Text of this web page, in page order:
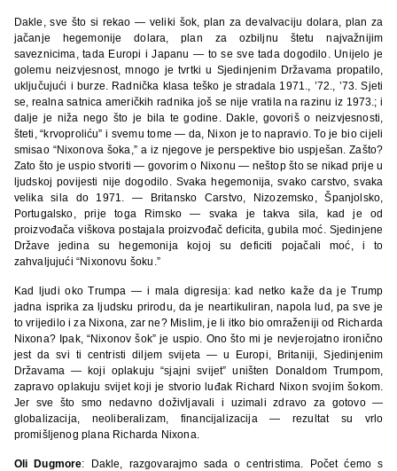
Dakle, sve što si rekao — veliki šok, plan za devalvaciju dolara, plan za
jačanje hegemonije dolara, plan za ozbiljnu štetu najvažnijim
saveznicima, tada Europi i Japanu — to se sve tada dogodilo. Unijelo je
golemu neizvjesnost, mnogo je tvrtki u Sjedinjenim Državama propatilo,
uključujući i burze. Radnička klasa teško je stradala 1971., ’72., ’73. Sjeti
se, realna satnica američkih radnika još se nije vratila na razinu iz 1973.; i
dalje je niža nego što je bila te godine. Dakle, govoriš o neizvjesnosti,
šteti, “krvoproliću” i svemu tome — da, Nixon je to napravio. To je bio cijeli
smisao “Nixonova šoka,” a iz njegove je perspektive bio uspješan. Zašto?
Zato što je uspio stvoriti — govorim o Nixonu — neštop što se nikad prije u
ljudskoj povijesti nije dogodilo. Svaka hegemonija, svako carstvo, svaka
velika sila do 1971. — Britansko Carstvo, Nizozemsko, Španjolsko,
Portugalsko, prije toga Rimsko — svaka je takva sila, kad je od
proizvođača viškova postajala proizvođač deficita, gubila moć. Sjedinjene
Države jedina su hegemonija kojoj su deficiti pojačali moć, i to
zahvaljujući “Nixonovu šoku.”
Kad ljudi oko Trumpa — i mala digresija: kad netko kaže da je Trump
jadna isprika za ljudsku prirodu, da je neartikuliran, napola lud, pa sve je
to vrijedilo i za Nixona, zar ne? Mislim, je li itko bio omraženiji od Richarda
Nixona? Ipak, “Nixonov šok” je uspio. Ono što mi je nevjerojatno ironično
jest da svi ti centristi diljem svijeta — u Europi, Britaniji, Sjedinjenim
Državama — koji oplakuju “sjajni svijet” uništen Donaldom Trumpom,
zapravo oplakuju svijet koji je stvorio luđak Richard Nixon svojim šokom.
Jer sve što smo nedavno doživljavali i uzimali zdravo za gotovo —
globalizacija, neoliberalizam, financijalizacija — rezultat su vrlo
promišljenog plana Richarda Nixona.
Oli Dugmore: Dakle, razgovarajmo sada o centristima. Počet ćemo s